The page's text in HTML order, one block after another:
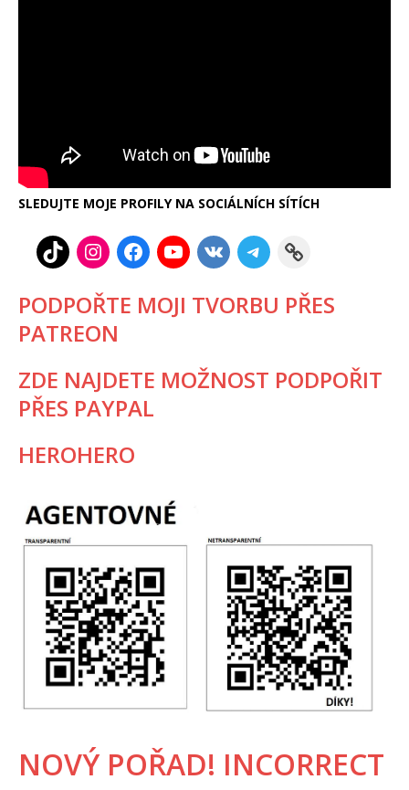
SLEDUJTE MOJE PROFILY NA SOCIÁLNÍCH SÍTÍCH
PODPOŘTE MOJI TVORBU PŘES
PATREON
ZDE NAJDETE MOŽNOST PODPOŘIT
PŘES PAYPAL
HEROHERO
NOVÝ POŘAD! INCORRECT